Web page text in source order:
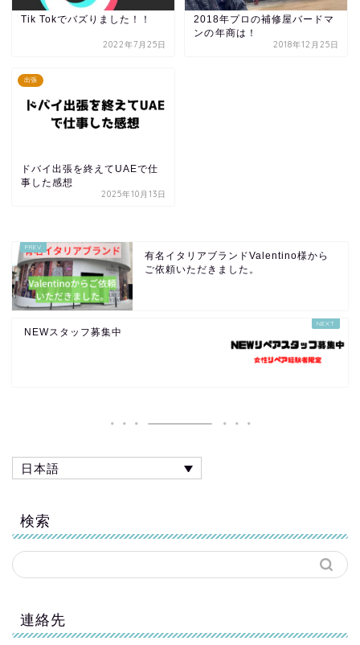
Tik Tokでバズりました！！
2022年7月25日
2018年プロの補修屋バードマ
ンの年商は！
2018年12月25日
出張
ドバイ出張を終えてUAEで仕
事した感想
2025年10月13日
有名イタリアブランドValentino様から
ご依頼いただきました。
NEWスタッフ募集中
日本語
検索
連絡先